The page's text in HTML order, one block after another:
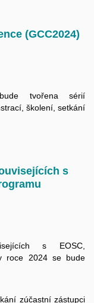
(GCC2024)
tvořena sérií
školení, setkání
s
s EOSC,
roce 2024 se bude
zúčastní zástupci